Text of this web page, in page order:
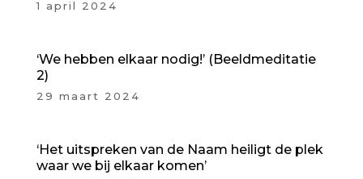
1 april 2024
‘We hebben elkaar nodig!’ (Beeldmeditatie
2)
29 maart 2024
‘Het uitspreken van de Naam heiligt de plek
waar we bij elkaar komen’